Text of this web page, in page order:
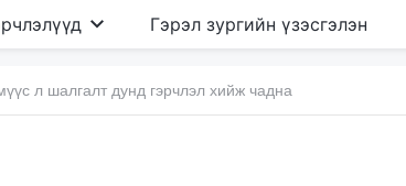
Гэрэл зургийн үзэсгэлэн
л шалгалт дунд гэрчлэл хийж чадна